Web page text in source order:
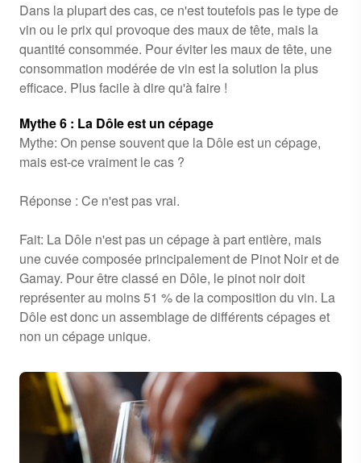
Dans la plupart des cas, ce n'est toutefois pas le type de
vin ou le prix qui provoque des maux de tête, mais la
quantité consommée. Pour éviter les maux de tête, une
consommation modérée de vin est la solution la plus
efficace. Plus facile à dire qu'à faire !
Mythe 6 : La Dôle est un cépage
Mythe: On pense souvent que la Dôle est un cépage,
mais est-ce vraiment le cas ?
Réponse : Ce n'est pas vrai.
Fait: La Dôle n'est pas un cépage à part entière, mais
une cuvée composée principalement de Pinot Noir et de
Gamay. Pour être classé en Dôle, le pinot noir doit
représenter au moins 51 % de la composition du vin. La
Dôle est donc un assemblage de différents cépages et
non un cépage unique.